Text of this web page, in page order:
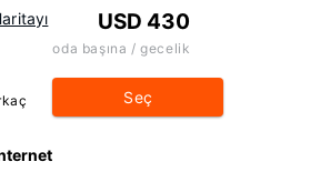
USD 430
oda başına / gecelik
Seç